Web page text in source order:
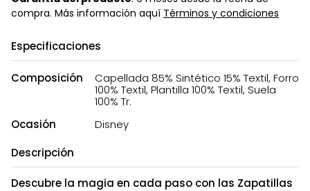
compra. Más información aquí Términos y condiciones
Especificaciones
Composición
Capellada 85% Sintético 15% Textil, Forro
100% Textil, Plantilla 100% Textil, Suela
100% Tr.
Ocasión
Disney
Descripción
Descubre la magia en cada paso con las Zapatillas